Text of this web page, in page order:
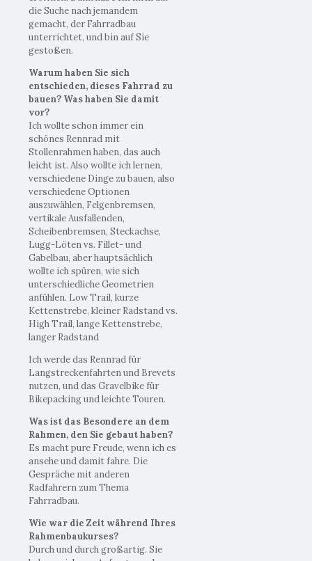
die Suche nach jemandem
gemacht, der Fahrradbau
unterrichtet, und bin auf Sie
gestoßen.
Warum haben Sie sich
entschieden, dieses Fahrrad zu
bauen? Was haben Sie damit
vor?
Ich wollte schon immer ein
schönes Rennrad mit
Stollenrahmen haben, das auch
leicht ist. Also wollte ich lernen,
verschiedene Dinge zu bauen, also
verschiedene Optionen
auszuwählen, Felgenbremsen,
vertikale Ausfallenden,
Scheibenbremsen, Steckachse,
Lugg-Löten vs. Fillet- und
Gabelbau, aber hauptsächlich
wollte ich spüren, wie sich
unterschiedliche Geometrien
anfühlen. Low Trail, kurze
Kettenstrebe, kleiner Radstand vs.
High Trail, lange Kettenstrebe,
langer Radstand
Ich werde das Rennrad für
Langstreckenfahrten und Brevets
nutzen, und das Gravelbike für
Bikepacking und leichte Touren.
Was ist das Besondere an dem
Rahmen, den Sie gebaut haben?
Es macht pure Freude, wenn ich es
ansehe und damit fahre. Die
Gespräche mit anderen
Radfahrern zum Thema
Fahrradbau.
Wie war die Zeit während Ihres
Rahmenbaukurses?
Durch und durch großartig. Sie